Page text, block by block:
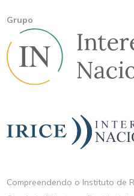
Grupo
Compreendendo o Instituto de